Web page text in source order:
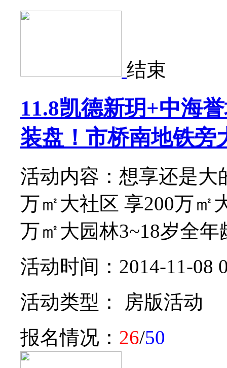
结束
11.8凯德新玥+中海
装盘！市桥南地铁旁
活动内容：想享还是大
万㎡大社区 享200万㎡
万㎡大园林3~18岁全
活动时间：2014-11-08
活动类型： 房版活动
报名情况： 26/50